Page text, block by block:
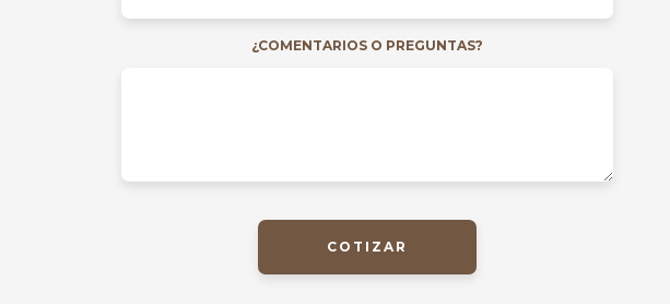
¿COMENTARIOS O PREGUNTAS?
COTIZAR